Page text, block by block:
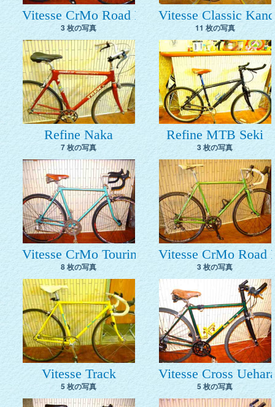
Vitesse CrMo Road Kouno
3 枚の写真
Vitesse Classic
11 枚の写真
Refine Naka
7 枚の写真
Refine MTB Seki
3 枚の写真
Vitesse CrMo Touring Ishida
8 枚の写真
Vitesse CrMo Road
3 枚の写真
Vitesse Track
5 枚の写真
Vitesse Cross
5 枚の写真